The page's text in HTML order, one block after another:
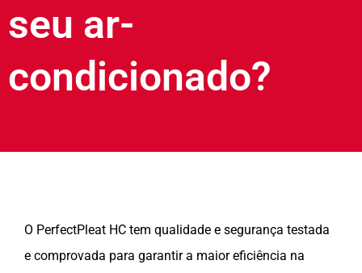
seu ar-
condicionado?
O PerfectPleat HC tem qualidade e segurança testada
e comprovada para garantir a maior eficiência na